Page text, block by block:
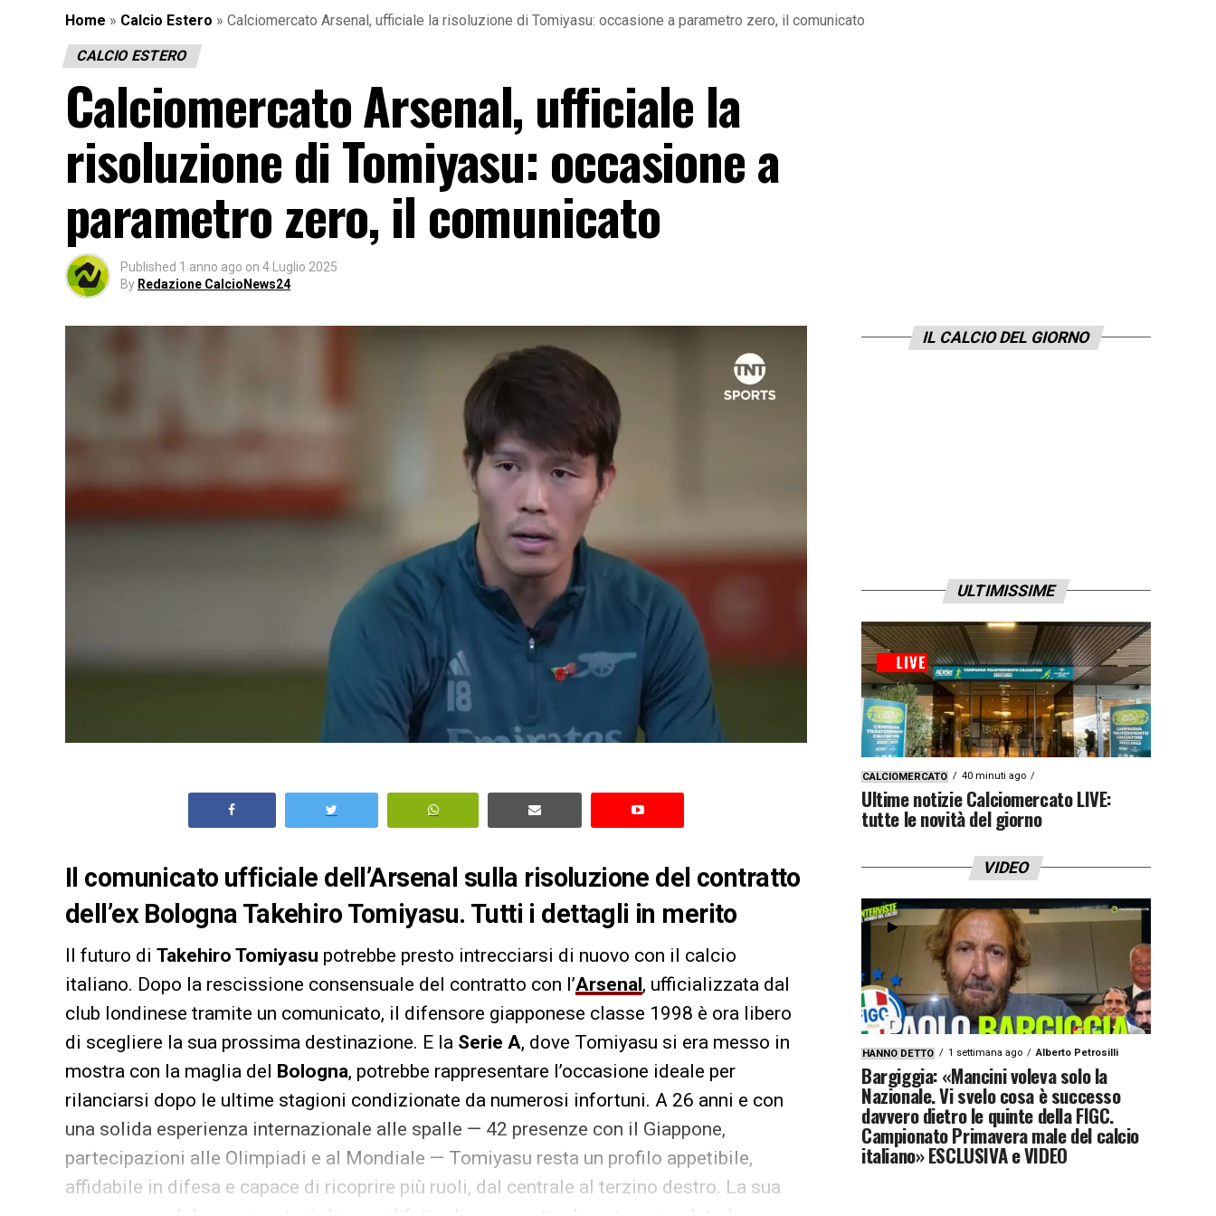
Home » Calcio Estero » Calciomercato Arsenal, ufficiale la risoluzione di Tomiyasu: occasione a parametro zero, il comunicato
CALCIO ESTERO
Calciomercato Arsenal, ufficiale la
risoluzione di Tomiyasu: occasione a
parametro zero, il comunicato
Published 1 anno ago on 4 Luglio 2025
By Redazione CalcioNews24
Il comunicato ufficiale dell’Arsenal sulla risoluzione del contratto
dell’ex Bologna Takehiro Tomiyasu. Tutti i dettagli in merito
Il futuro di Takehiro Tomiyasu potrebbe presto intrecciarsi di nuovo con il calcio
italiano. Dopo la rescissione consensuale del contratto con l’Arsenal, ufficializzata dal
club londinese tramite un comunicato, il difensore giapponese classe 1998 è ora libero
di scegliere la sua prossima destinazione. E la Serie A, dove Tomiyasu si era messo in
mostra con la maglia del Bologna, potrebbe rappresentare l’occasione ideale per
rilanciarsi dopo le ultime stagioni condizionate da numerosi infortuni. A 26 anni e con
una solida esperienza internazionale alle spalle — 42 presenze con il Giappone,
partecipazioni alle Olimpiadi e al Mondiale — Tomiyasu resta un profilo appetibile,
affidabile in difesa e capace di ricoprire più ruoli, dal centrale al terzino destro. La sua
IL CALCIO DEL GIORNO
ULTIMISSIME
CALCIOMERCATO 40 minuti ago
Ultime notizie Calciomercato LIVE:
tutte le novità del giorno
VIDEO
HANNO DETTO 1 settimana ago Alberto Petrosilli
Bargiggia: «Mancini voleva solo la
Nazionale. Vi svelo cosa è successo
davvero dietro le quinte della FIGC.
Campionato Primavera male del calcio
italiano» ESCLUSIVA e VIDEO